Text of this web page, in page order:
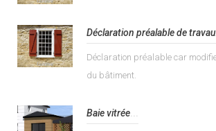
Déclaration préalable de
Déclaration préalable car
du bâtiment.
Baie vitrée